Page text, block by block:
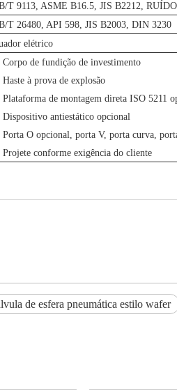
T 9113, ASME B16.5, JIS B2212,
T 26480, API 598, JIS B2003, DIN 3230
elétrico
Corpo de fundição de investimento
Haste à prova de explosão
Plataforma de montagem direta ISO 5211
Dispositivo antiestático opcional
Porta O opcional, porta V, porta curva,
Projete conforme exigência do cliente
de esfera pneumática estilo wafer